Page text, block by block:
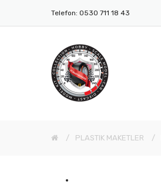
Telefon: 0530 711 18 43
PLASTIK MAKETLER